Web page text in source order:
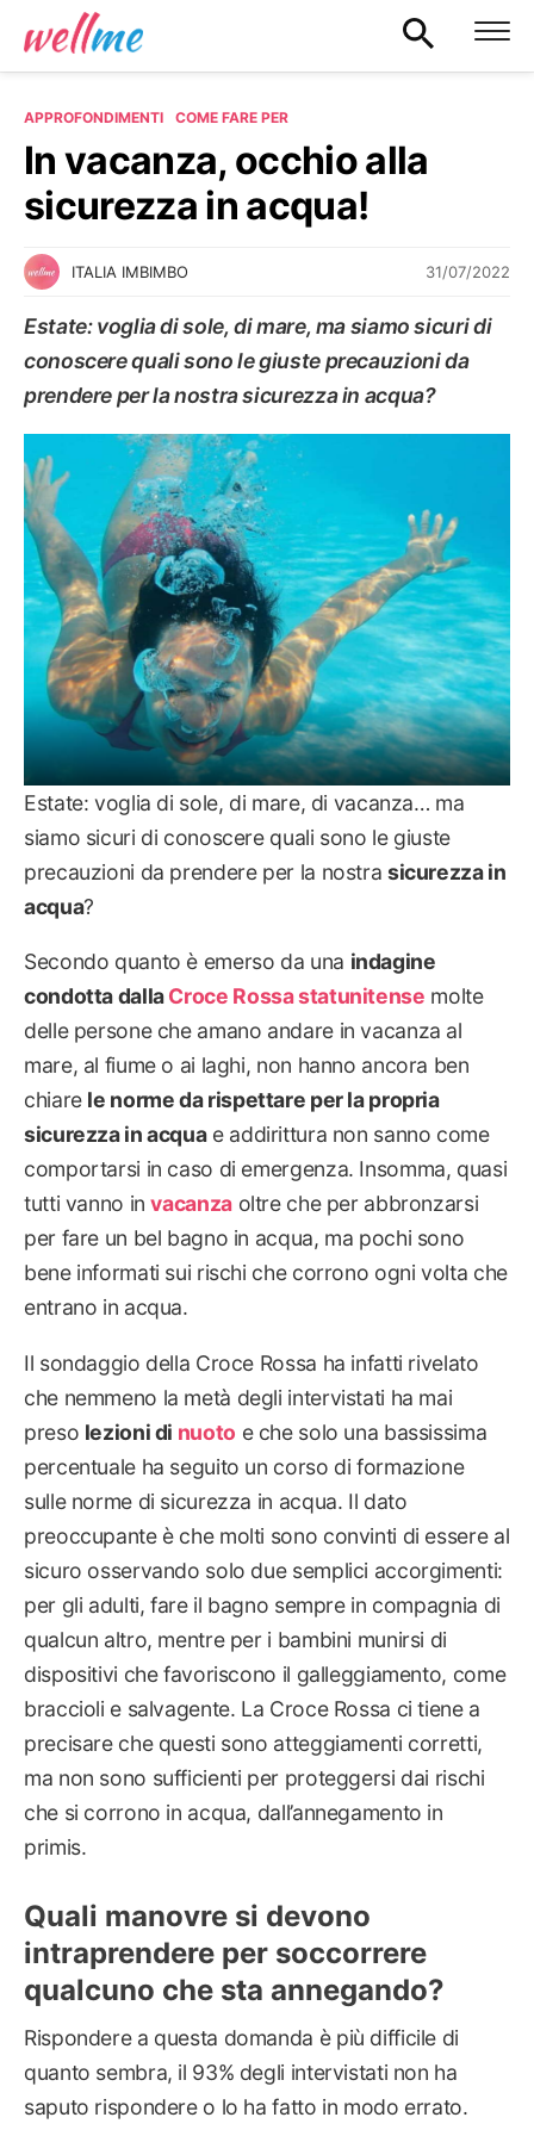
APPROFONDIMENTI COME FARE PER
In vacanza, occhio alla
sicurezza in acqua!
ITALIA IMBIMBO 31/07/2022
Estate: voglia di sole, di mare, ma siamo sicuri di
conoscere quali sono le giuste precauzioni da
prendere per la nostra sicurezza in acqua?
COME FARE PER
Estate: voglia di sole, di mare, di vacanza… ma
siamo sicuri di conoscere quali sono le giuste
precauzioni da prendere per la nostra sicurezza in
acqua?
Secondo quanto è emerso da una indagine
condotta dallaCroce Rossa statunitense molte
delle persone che amano andare in vacanza al
mare, al fiume o ai laghi, non hanno ancora ben
chiare le norme da rispettare per la propria
sicurezza in acquae addirittura non sanno come
comportarsi in caso di emergenza. Insomma, quasi
tutti vanno invacanzaoltre che per abbronzarsi
per fare un bel bagno in acqua, ma pochi sono
bene informati sui rischi che corrono ogni volta che
entrano in acqua.
Il sondaggio della Croce Rossa ha infatti rivelato
che nemmeno la metà degli intervistati ha mai
preso lezioni di nuoto e che solo una bassissima
percentuale ha seguito un corso di formazione
sulle norme di sicurezza in acqua. Il dato
preoccupante è che molti sono convinti di essere al
sicuro osservando solo due semplici accorgimenti:
per gli adulti, fare il bagno sempre in compagnia di
qualcun altro, mentre per i bambini munirsi di
dispositivi che favoriscono il galleggiamento, come
braccioli e salvagente. La Croce Rossa ci tiene a
precisare che questi sono atteggiamenti corretti,
ma non sono sufficienti per proteggersi dai rischi
che si corrono in acqua, dall’annegamento in
primis.
Quali manovre si devono
intraprendere per soccorrere
qualcuno che sta annegando?
Rispondere a questa domanda è più difficile di
quanto sembra, il 93% degli intervistati non ha
saputo rispondere o lo ha fatto in modo errato.